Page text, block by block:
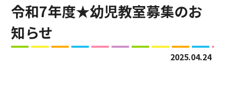
令和7年度★幼児教室募集のお
知らせ
2025.04.24